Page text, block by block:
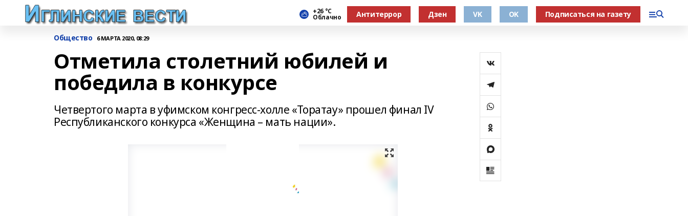
+26 °С
Облачно Антитеррор Дзен VK OK Подписаться на газету
Общество 6 МАРТА 2020, 08:29
Отметила столетний юбилей и
победила в конкурсе
Четвертого марта в уфимском конгресс-холле «Торатау» прошел финал IV
Республиканского конкурса «Женщина – мать нации».